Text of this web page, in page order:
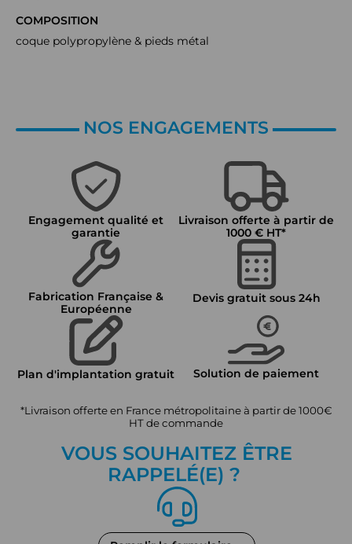
COMPOSITION
coque polypropylène & pieds métal
NOS ENGAGEMENTS
Engagement qualité et
garantie
Livraison offerte à partir de
1000 € HT*
Fabrication Française &
Européenne
Devis gratuit sous 24h
Plan d'implantation gratuit Solution de paiement
*Livraison offerte en France métropolitaine à partir de 1000€
HT de commande
VOUS SOUHAITEZ ÊTRE
RAPPELÉ(E) ?